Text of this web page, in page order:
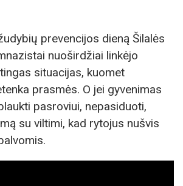
prevencijos dieną Šilalės
nuoširdžiai linkėjo
situacijas, kuomet
prasmės. O jei gyvenimas
pasroviui, nepasiduoti,
su viltimi, kad rytojus nušvis